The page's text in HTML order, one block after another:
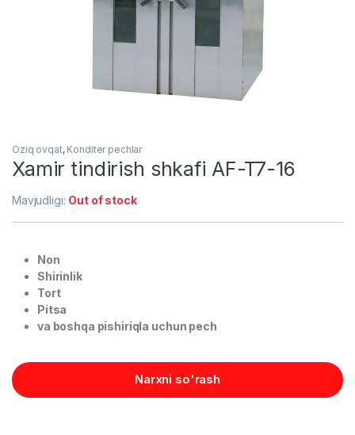
Oziq ovqat, Konditer pechlar
Xamir tindirish shkafi AF-T7-16
Mavjudligi: Out of stock
Non
Shirinlik
Tort
Pitsa
va boshqa pishiriqla uchun pech
Narxni so'rash